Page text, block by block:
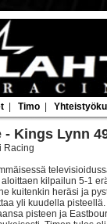
Timo
- Kings Lynn
Racing
kilpailun 5-1
kuitenkin heräsi ja
yli kuudella
pisteen ja